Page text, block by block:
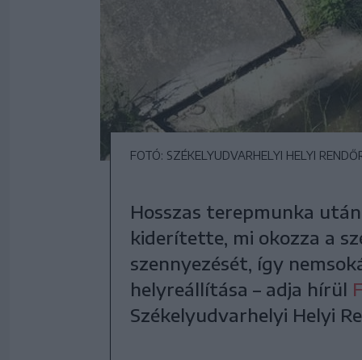
FOTÓ: SZÉKELYUDVARHELYI HELYI
Hosszas terepmunka
kiderítette, mi okozza a
szennyezését, így
helyreállítása – adja hírül
Székelyudvarhelyi Helyi